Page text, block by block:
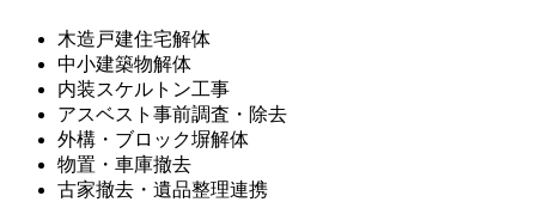
木造戸建住宅解体
中小建築物解体
内装スケルトン工事
アスベスト事前調査・除去
外構・ブロック塀解体
物置・車庫撤去
古家撤去・遺品整理連携